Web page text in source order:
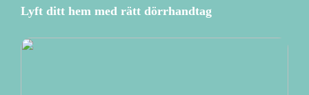
Lyft ditt hem med rätt dörrhandtag